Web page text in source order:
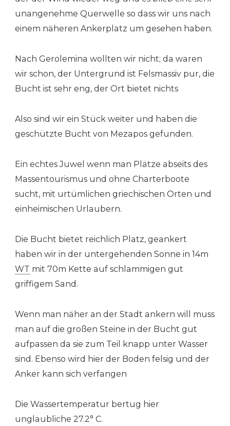
unangenehme Querwelle so dass wir uns nach
einem näheren Ankerplatz um gesehen haben.
Nach Gerolemina wollten wir nicht; da waren
wir schon, der Untergrund ist Felsmassiv pur, die
Bucht ist sehr eng, der Ort bietet nichts
Also sind wir ein Stück weiter und haben die
geschützte Bucht von Mezapos gefunden.
Ein echtes Juwel wenn man Plätze abseits des
Massentourismus und ohne Charterboote
sucht, mit urtümlichen griechischen Orten und
einheimischen Urlaubern.
Die Bucht bietet reichlich Platz, geankert
haben wir in der untergehenden Sonne in 14m
WT mit 70m Kette auf schlammigen gut
griffigem Sand.
Wenn man näher an der Stadt ankern will muss
man auf die großen Steine in der Bucht gut
aufpassen da sie zum Teil knapp unter Wasser
sind. Ebenso wird hier der Boden felsig und der
Anker kann sich verfangen
Die Wassertemperatur bertug hier
unglaubliche 27.2° C.